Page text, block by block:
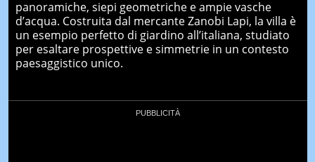
panoramiche, siepi geometriche e ampie vasche
d’acqua. Costruita dal mercante Zanobi Lapi, la villa è
un esempio perfetto di giardino all’italiana, studiato
per esaltare prospettive e simmetrie in un contesto
paesaggistico unico.